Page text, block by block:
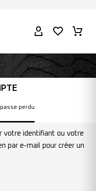
perdu
votre identifiant ou votre
par e-mail pour créer un